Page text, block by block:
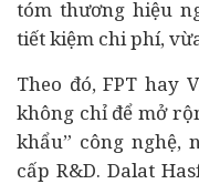
tóm thương hiệu
tiết kiệm chi phí,
Theo đó, FPT hay
không chỉ để mở
khẩu” công nghệ,
cấp R&D. Dalat